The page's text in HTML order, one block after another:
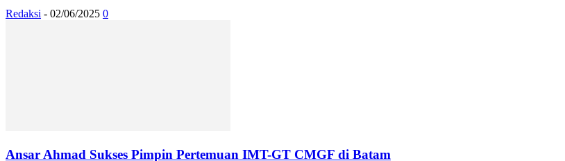
Redaksi - 02/06/2025 0
Ansar Ahmad Sukses Pimpin Pertemuan IMT-GT CMGF di Batam